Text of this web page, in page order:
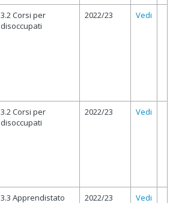
3.2 Corsi per
disoccupati
2022/23 Vedi
3.2 Corsi per
disoccupati
2022/23 Vedi
3.3 Apprendistato 2022/23 Vedi